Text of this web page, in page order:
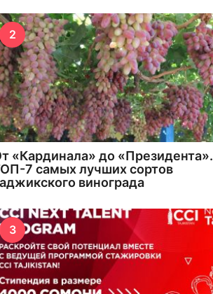
2
«Кардинала» до «Президента».
7 самых лучших сортов
винограда
3